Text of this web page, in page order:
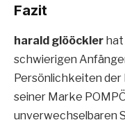
Fazit
harald glööckler hat
schwierigen
Persönlichkeiten
seiner Marke
unverwechselbaren